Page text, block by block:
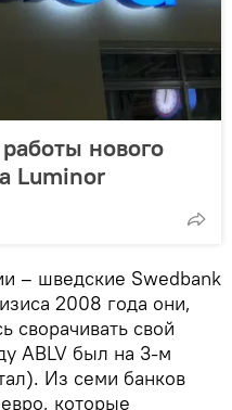
нового
Luminor
– шведские Swedbank
2008 года они,
сворачивать свой
ABLV был на 3-м
Из семи банков
которые